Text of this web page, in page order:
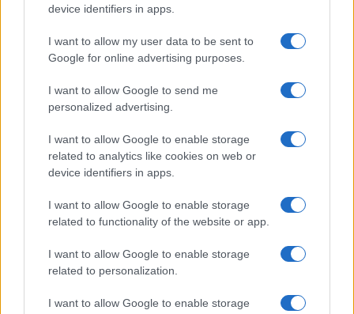
device identifiers in apps.
I want to allow my user data to be sent to
Google for online advertising purposes.
I want to allow Google to send me
personalized advertising.
I want to allow Google to enable storage
related to analytics like cookies on web or
device identifiers in apps.
I want to allow Google to enable storage
related to functionality of the website or app.
I want to allow Google to enable storage
related to personalization.
I want to allow Google to enable storage
KAPCSOLÓDÓ HÍREK
Új TouchWiz, új galéria
Fotókon a Google Nexus S4
Galaxy modellek is megkapták az Android 16-os frissítést
Samsung Galaxyk Android 16 frissítése: ezek az
One UI 8: Apró, de ütős frissítések a Samsung telefonokon
Galaxy Watch 5: Új frissítés érkezik, de a Wear OS 6 még
várat magára
kapták meg a One UI 8 frissítést